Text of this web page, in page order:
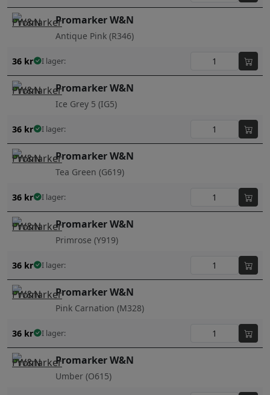
Promarker W&N
Antique Pink (R346)
36 kr I lager:
Promarker W&N
Ice Grey 5 (IG5)
36 kr I lager:
Promarker W&N
Tea Green (G619)
36 kr I lager:
Promarker W&N
Primrose (Y919)
36 kr I lager:
Promarker W&N
Pink Carnation (M328)
36 kr I lager:
Promarker W&N
Umber (O615)